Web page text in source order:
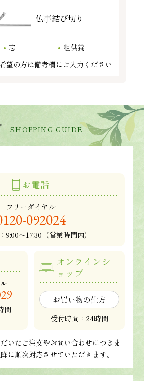
仏事結び切り
志
粗供養
望の方は備考欄にご入力ください
SHOPPING GUIDE
お電話
フリーダイヤル
092024
9:00～17:30（営業時間内）
間
オンラインシ
ョップ
お買い物の仕方
受付時間：24時間
いたご注文やお問い合わせにつきま
に順次対応させていただきます。